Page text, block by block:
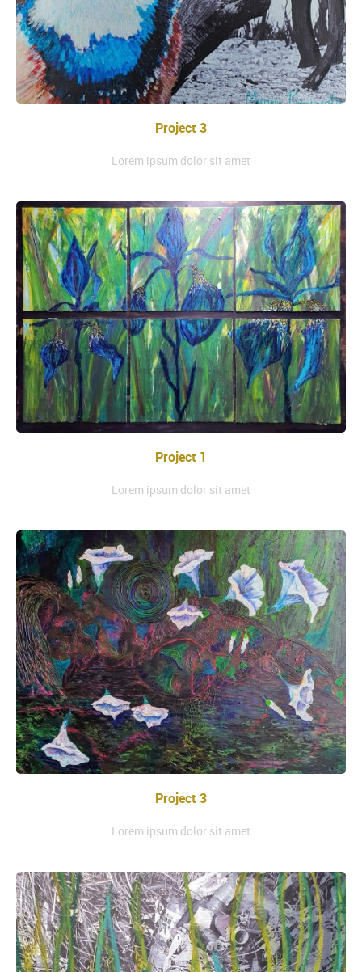
Project 3
Lorem ipsum dolor sit amet
Project 1
Lorem ipsum dolor sit amet
Project 3
Lorem ipsum dolor sit amet